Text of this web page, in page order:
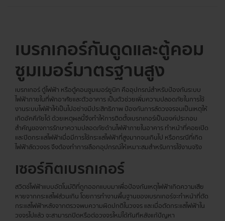
เบรกเกอร์กันดูดและตู้คอม
ซูมเมอร์มาตรฐานสูง
เบรกเกอร์ ตู้ไฟฟ้า หรือตู้คอนซูมเมอร์ยูนิท คืออุปกรณ์สำหรับป้องกันระบบ
ไฟฟ้าภายในที่พักอาศัยและตัวอาคาร เป็นตัวช่วยเพิ่มความปลอดภัยในการใช้
งานระบบไฟฟ้าให้เป็นไปอย่างมีประสิทธิภาพ ป้องกันการลัดวงจรจนเป็นเหตุให้
เกิดอัคคีภัยได้ ด้วยเหตุผลนี้จึงทำให้การติดตั้งเบรกเกอร์เป็นองค์ประกอบ
สำคัญของการรักษาความปลอดภัยด้านไฟฟ้าภายในอาคาร ทำหน้าที่คอยเปิด
และปิดกระแสไฟฟ้าเมื่อมีการใช้กระแสไฟฟ้าที่สูงมากจนเกินไป หรือกรณีที่เกิด
ไฟฟ้าลัดวงจร จึงต้องทำการเลือกอุปกรณ์ให้เหมาะสมสำหรับการใช้งานจริง
เซอร์กิตเบรกเกอร์
สวิตช์ไฟฟ้าแบบอัตโนมัติที่ถูกออกแบบมาเพื่อป้องกันเหตุไฟฟ้าเกิดความเสีย
หายจากกระแสไฟส่วนเกิน โดยการทำงานพื้นฐานของเบรกเกอร์จะทำหน้าที่ตัด
กระแสไฟฟ้าหลังจากตรวจพบความผิดปกติในวงจร และเมื่อตัดกระแสไฟฟ้าใน
วงจรไปแล้ว จะสามารถปิดหรือต่อวงจรใหม่ได้ทันทีหลังแก้ปัญหา